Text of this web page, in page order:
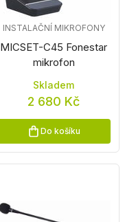
MICSET-C45 Fonestar
mikrofon
INSTALAČNÍ MIKROFONY
Skladem
2 680 Kč
Do košíku